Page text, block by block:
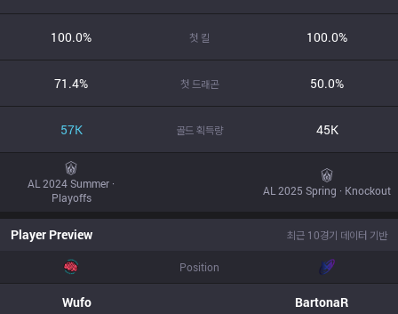
100.0% 첫 킬 100.0%
71.4% 첫 드래곤 50.0%
57K 골드 획득량 45K
AL 2024 Summer ·
Playoffs
AL 2025 Spring · Knockout
Player Preview 최근 10경기 데이터 기반
Position
Wufo BartonaR